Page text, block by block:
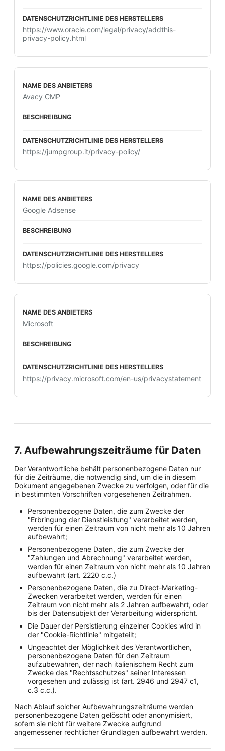
https://www.oracle.com/legal/privacy/addthis-
privacy-policy.html
Avacy CMP
https://jumpgroup.it/privacy-policy/
Google Adsense
https://policies.google.com/privacy
Microsoft
https://privacy.microsoft.com/en-us/privacystatement
7. Aufbewahrungszeiträume für Daten
Der Verantwortliche behält personenbezogene Daten nur
für die Zeiträume, die notwendig sind, um die in diesem
Dokument angegebenen Zwecke zu verfolgen, oder für die
in bestimmten Vorschriften vorgesehenen Zeitrahmen.
Personenbezogene Daten, die zum Zwecke der
"Erbringung der Dienstleistung" verarbeitet werden,
werden für einen Zeitraum von nicht mehr als 10 Jahren
aufbewahrt;
Personenbezogene Daten, die zum Zwecke der
"Zahlungen und Abrechnung" verarbeitet werden,
werden für einen Zeitraum von nicht mehr als 10 Jahren
aufbewahrt (art. 2220 c.c.)
Personenbezogene Daten, die zu Direct-Marketing-
Zwecken verarbeitet werden, werden für einen
Zeitraum von nicht mehr als 2 Jahren aufbewahrt, oder
bis der Datensubjekt der Verarbeitung widerspricht.
Die Dauer der Persistierung einzelner Cookies wird in
der "Cookie-Richtlinie" mitgeteilt;
Ungeachtet der Möglichkeit des Verantwortlichen,
personenbezogene Daten für den Zeitraum
aufzubewahren, der nach italienischem Recht zum
Zwecke des "Rechtsschutzes" seiner Interessen
vorgesehen und zulässig ist (art. 2946 und 2947 c1,
c.3 c.c.).
Nach Ablauf solcher Aufbewahrungszeiträume werden
personenbezogene Daten gelöscht oder anonymisiert,
sofern sie nicht für weitere Zwecke aufgrund
angemessener rechtlicher Grundlagen aufbewahrt werden.